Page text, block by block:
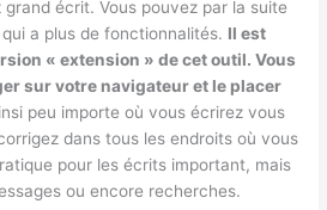
écrit. Vous pouvez par la suite
a plus de fonctionnalités. Il est
« extension » de cet outil. Vous
sur votre navigateur et le placer
peu importe où vous écrirez vous
dans tous les endroits où vous
pour les écrits important, mais
ou encore recherches.